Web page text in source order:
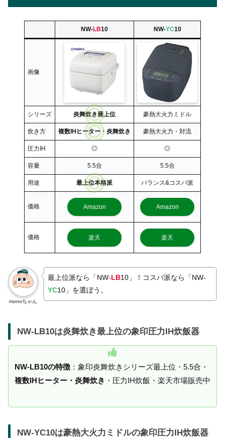
NW-LB10 NW-YC10
画像
シリーズ 炎舞炊き最上位 豪熱大火力ミドル
炊き方 複数IHヒーター・炎舞炊き 豪熱大火力・対流
圧力IH ◎ ◎
容量 5.5合 5.5合
用途 最上位本格派 バランス&コスパ派
価格 Amazon Amazon
価格 楽天 楽天
monoちゃん
最上位派なら「NW-LB10」！コスパ派なら「NW-
YC10」を選ぼう。
NW-LB10は炎舞炊き最上位の象印圧力IH炊飯器
NW-LB10の特徴 ：象印炎舞炊きシリーズ最上位・5.5合・
複数IHヒーター・炎舞炊き ・圧力IH炊飯・楽天市場販売中
NW-YC10は豪熱大火力ミドルの象印圧力IH炊飯器